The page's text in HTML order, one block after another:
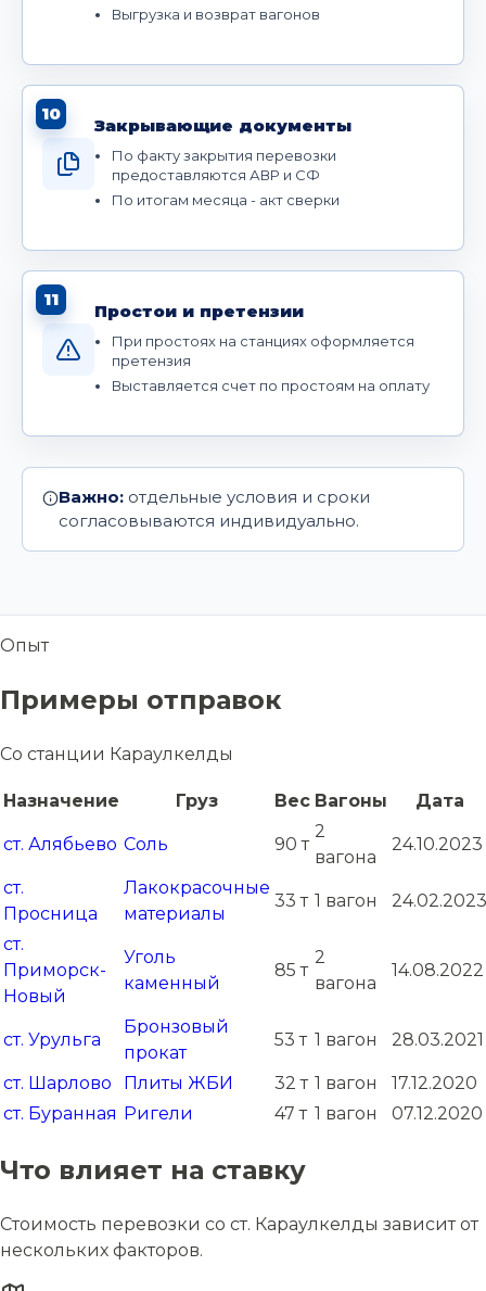
Выгрузка и возврат вагонов
10
Закрывающие документы
По факту закрытия перевозки
предоставляются АВР и СФ
По итогам месяца - акт сверки
11
Простои и претензии
При простоях на станциях оформляется
претензия
Выставляется счет по простоям на оплату
Важно: отдельные условия и сроки
согласовываются индивидуально.
Опыт
Примеры отправок
Со станции Караулкелды
Назначение Груз Вес Вагоны Дата
ст. Алябьево Соль 90 т
2
вагона
24.10.2023
ст.
Просница
Лакокрасочные
материалы
33 т 1 вагон 24.02.2023
ст.
Приморск-
Новый
Уголь
каменный
85 т
2
вагона
14.08.2022
ст. Урульга
Бронзовый
прокат
53 т 1 вагон 28.03.2021
ст. Шарлово Плиты ЖБИ 32 т 1 вагон
17.12.2020
ст. Буранная Ригели 47 т 1 вагон 07.12.2020
Что влияет на ставку
Стоимость перевозки со ст. Караулкелды зависит от
нескольких факторов.